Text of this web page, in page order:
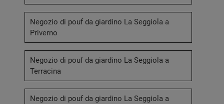
Negozio di pouf da giardino La Seggiola a
Priverno
Negozio di pouf da giardino La Seggiola a
Terracina
Negozio di pouf da giardino La Seggiola a